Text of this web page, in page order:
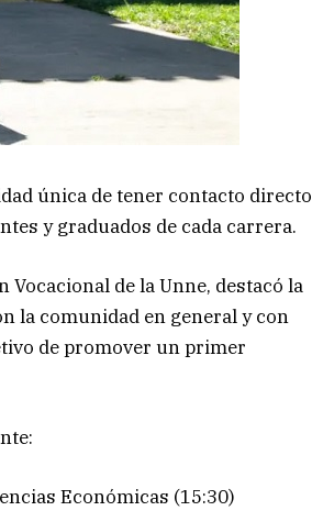
única de tener contacto directo
y graduados de cada carrera.
de la Unne, destacó la
la comunidad en general y con
de promover un primer
Económicas (15:30)